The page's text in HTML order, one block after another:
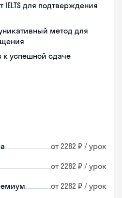
IELTS для подтверждения
метод для
к успешной сдаче
от 2282 ₽ / урок
от 2282 ₽ / урок
от 2282 ₽ / урок